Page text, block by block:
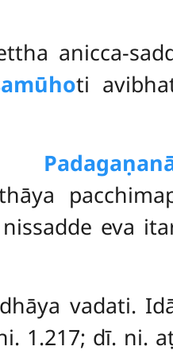
anicca-
ti
eva
vadati.
1.217; dī. ni.